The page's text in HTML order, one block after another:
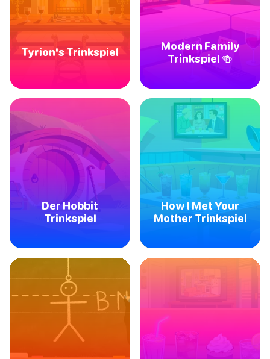
Tyrion's Trinkspiel
Modern Family
Trinkspiel 🍻
Der Hobbit
Trinkspiel
How I Met Your
Mother Trinkspiel